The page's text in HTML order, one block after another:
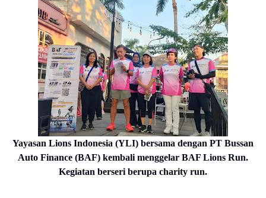
Yayasan Lions Indonesia (YLI) bersama dengan PT Bussan
Auto Finance (BAF) kembali menggelar BAF Lions Run.
Kegiatan berseri berupa charity run.